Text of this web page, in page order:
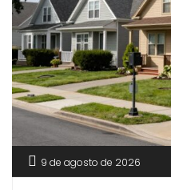
9 de agosto de 2026